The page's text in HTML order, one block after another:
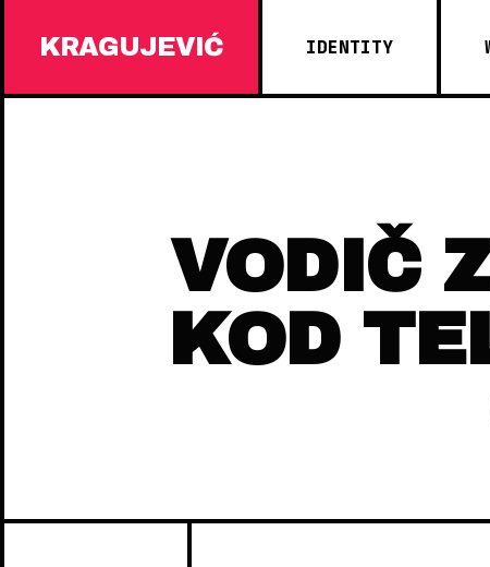
KRAGUJEVIĆ IDENTITY
VODIČ
KOD